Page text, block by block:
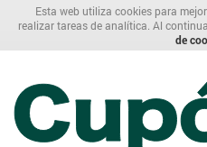
Esta web utiliza cookies para
realizar tareas de analítica. Al
de